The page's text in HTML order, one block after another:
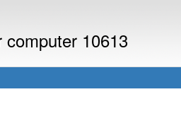
10613